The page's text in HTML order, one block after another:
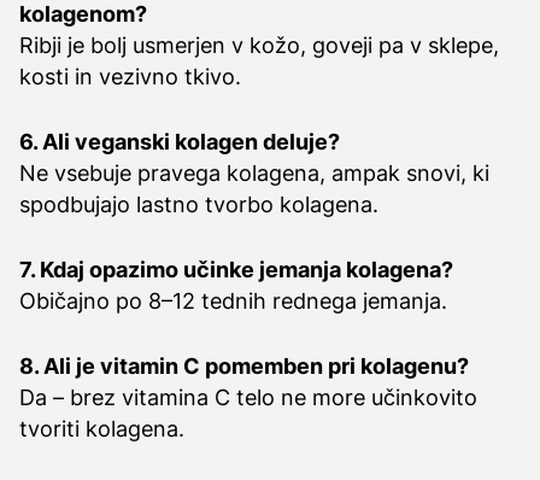
kolagenom?
Ribji je bolj usmerjen v kožo, goveji pa v sklepe,
kosti in vezivno tkivo.
6. Ali veganski kolagen deluje?
Ne vsebuje pravega kolagena, ampak snovi, ki
spodbujajo lastno tvorbo kolagena.
7. Kdaj opazimo učinke jemanja kolagena?
Običajno po 8–12 tednih rednega jemanja.
8. Ali je vitamin C pomemben pri kolagenu?
Da – brez vitamina C telo ne more učinkovito
tvoriti kolagena.